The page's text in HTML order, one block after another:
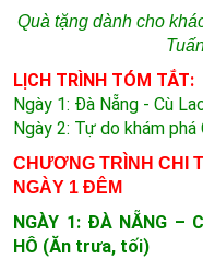
Quà tặng dành cho
LỊCH TRÌNH TÓM TẮT:
Ngày 1: Đà Nẵng - Cù
Ngày 2: Tự do khám phá
CHƯƠNG TRÌNH CHI
NGÀY 1 ĐÊM
NGÀY 1: ĐÀ NẴNG –
HÔ (Ăn trưa, tối)